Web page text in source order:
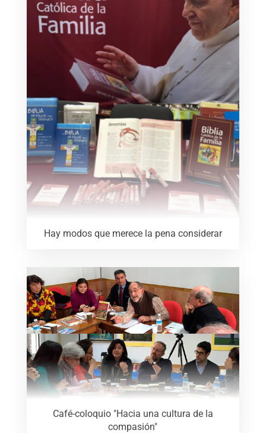
Hay modos que merece la pena considerar
Café-coloquio "Hacia una cultura de la
compasión"